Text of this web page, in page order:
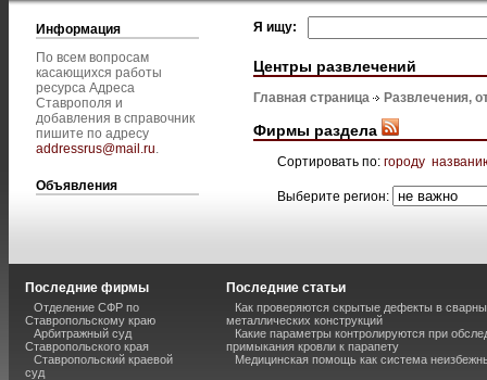
Информация
По всем вопросам
касающихся работы
ресурса Адреса
Ставрополя и
добавления в справочник
пишите по адресу
addressrus@mail.ru.
Объявления
Я ищу:
Центры развлечений
Главная страница Развлечения,
Фирмы раздела
Сортировать по: городу
Выберите регион:
Последние фирмы
Отделение СФР по
Ставропольскому краю
Арбитражный суд
Ставропольского края
Ставропольский краевой
суд
Последние статьи
Как проверяются скрытые дефекты в
металлических конструкций
Какие параметры контролируются при
примыкания кровли к парапету
Медицинская помощь как система